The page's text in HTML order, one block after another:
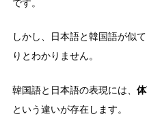
です。
しかし、日本語と韓国語が似
りとわかりません。
韓国語と日本語の表現には、
という違いが存在します。